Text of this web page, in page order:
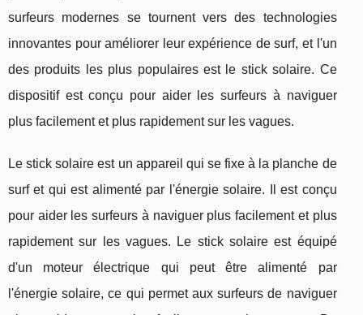
surfeurs modernes se tournent vers des technologies
innovantes pour améliorer leur expérience de surf, et l'un
des produits les plus populaires est le stick solaire. Ce
dispositif est conçu pour aider les surfeurs à naviguer
plus facilement et plus rapidement sur les vagues.
Le stick solaire est un appareil qui se fixe à la planche de
surf et qui est alimenté par l'énergie solaire. Il est conçu
pour aider les surfeurs à naviguer plus facilement et plus
rapidement sur les vagues. Le stick solaire est équipé
d'un moteur électrique qui peut être alimenté par
l'énergie solaire, ce qui permet aux surfeurs de naviguer